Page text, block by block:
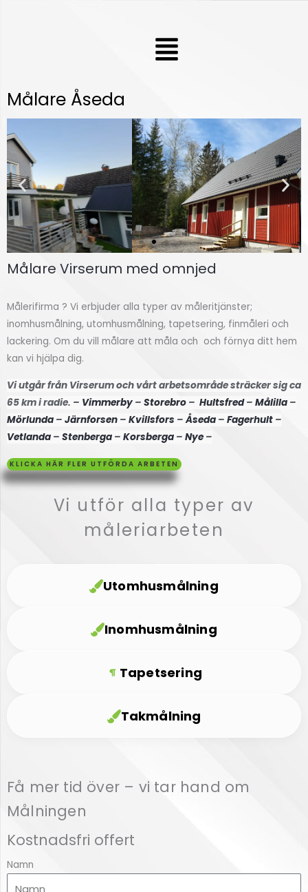
Meny
Målare Åseda
lning
Högsby
Klicka
här
Målare Virserum med omnjed
Målerifirma ? Vi erbjuder alla typer av måleritjänster;
inomhusmålning, utomhusmålning, tapetsering, finmåleri och
lackering. Om du vill målare att måla och och förnya ditt hem
kan vi hjälpa dig.
Vi utgår från Virserum och vårt arbetsområde sträcker sig ca
65 km i radie. – Vimmerby – Storebro – Hultsfred– Målilla –
Mörlunda – Järnforsen – Kvillsfors –Åseda – Fagerhult –
Vetlanda – Stenberga – Korsberga – Nye –
KLICKA HÄR FLER UTFÖRDA ARBETEN
Vi utför alla typer av
måleriarbeten
Utomhusmålning
Inomhusmålning
Tapetsering
Takmålning
Få mer tid över – vi tar hand om
Målningen
Kostnadsfri offert
Namn